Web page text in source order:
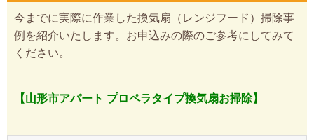
今までに実際に作業した換気扇（レンジフード）掃除事
例を紹介いたします。お申込みの際のご参考にしてみて
ください。
【山形市アパート プロペラタイプ換気扇お掃除】